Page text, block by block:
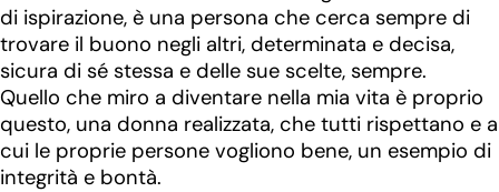
di ispirazione, è una persona che cerca sempre di
trovare il buono negli altri, determinata e decisa,
sicura di sé stessa e delle sue scelte, sempre.
Quello che miro a diventare nella mia vita è proprio
questo, una donna realizzata, che tutti rispettano e a
cui le proprie persone vogliono bene, un esempio di
integrità e bontà.